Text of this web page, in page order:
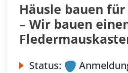
Häusle bauen
– Wir bauen
Status: